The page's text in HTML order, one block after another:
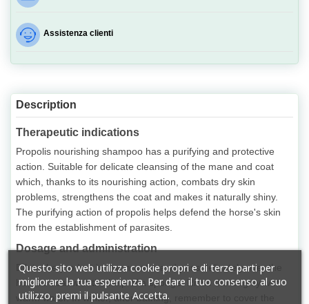
Assistenza clienti
Description
Therapeutic indications
Propolis nourishing shampoo has a purifying and protective
action. Suitable for delicate cleansing of the mane and coat
which, thanks to its nourishing action, combats dry skin
problems, strengthens the coat and makes it naturally shiny.
The purifying action of propolis helps defend the horse's skin
from the establishment of parasites.
Dosage and administration
Dilute the product in warm water and pass delicately over the
horse's coat with the help of a sponge. Rinse thoroughly with
warm water. In winter, after bathing, remember to cover the
Questo sito web utilizza cookie propri e di terze parti per
migliorare la tua esperienza. Per dare il tuo consenso al suo
utilizzo, premi il pulsante Accetta.